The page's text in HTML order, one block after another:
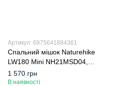
Артикул: 6975641884361
Спальний мішок Naturehike
LW180 Mini NH21MSD04,
лівий, XL, темно-зелений
1 570 грн
В наявності